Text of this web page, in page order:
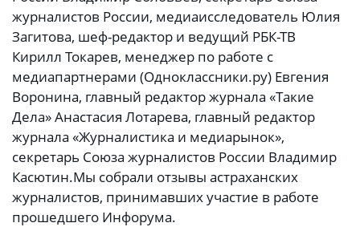
журналистов России, медиаисследователь Юлия
Загитова, шеф-редактор и ведущий РБК-ТВ
Кирилл Токарев, менеджер по работе с
медиапартнерами (Одноклассники.ру) Евгения
Воронина, главный редактор журнала «Такие
Дела» Анастасия Лотарева, главный редактор
журнала «Журналистика и медиарынок»,
секретарь Союза журналистов России Владимир
Касютин.Мы собрали отзывы астраханских
журналистов, принимавших участие в работе
прошедшего Инфорума.